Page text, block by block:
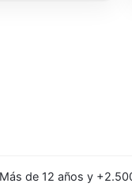
Más de 12 años y